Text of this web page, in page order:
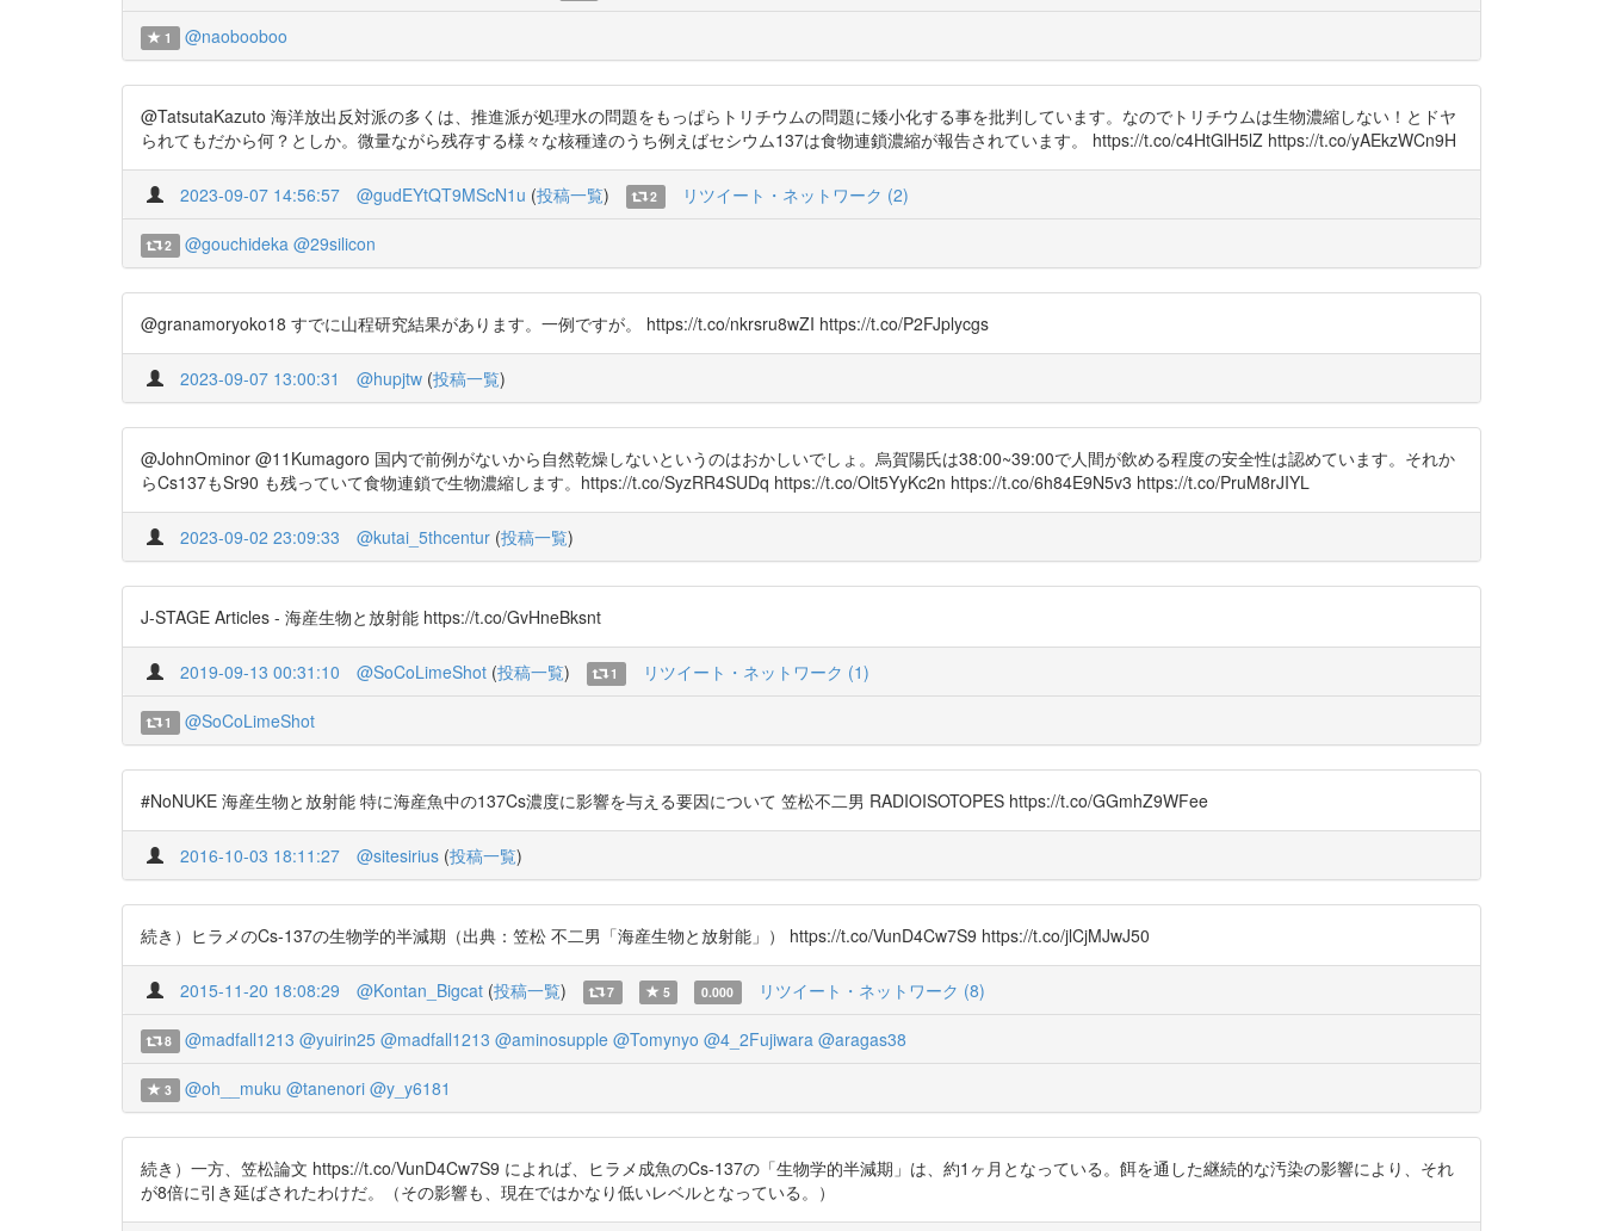
1 @naobooboo
@TatsutaKazuto 海洋放出反対派の多くは、推進派が処理水の問題をもっぱらトリチウムの問題に矮小化する事を批判しています。なのでトリチウムは生物濃縮しない！とドヤ
られてもだから何？としか。微量ながら残存する様々な核種達のうち例えばセシウム137は食物連鎖濃縮が報告されています。 https://t.co/c4HtGlH5lZ https://t.co/yAEkzWCn9H
2023-09-07 14:56:57 @gudEYtQT9MScN1u (投稿一覧) 2 リツイート・ネットワーク (2)
2 @gouchideka @29silicon
@granamoryoko18 すでに山程研究結果があります。一例ですが。 https://t.co/nkrsru8wZI https://t.co/P2FJplycgs
2023-09-07 13:00:31 @hupjtw (投稿一覧)
@JohnOminor @11Kumagoro 国内で前例がないから自然乾燥しないというのはおかしいでしょ。烏賀陽氏は38:00~39:00で人間が飲める程度の安全性は認めています。それか
らCs137もSr90 も残っていて食物連鎖で生物濃縮します。https://t.co/SyzRR4SUDq https://t.co/Olt5YyKc2n https://t.co/6h84E9N5v3 https://t.co/PruM8rJIYL
2023-09-02 23:09:33 @kutai_5thcentur (投稿一覧)
J-STAGE Articles - 海産生物と放射能 https://t.co/GvHneBksnt
2019-09-13 00:31:10 @SoCoLimeShot (投稿一覧) 1 リツイート・ネットワーク (1)
1 @SoCoLimeShot
#NoNUKE 海産生物と放射能 特に海産魚中の137Cs濃度に影響を与える要因について 笠松不二男 RADIOISOTOPES https://t.co/GGmhZ9WFee
2016-10-03 18:11:27 @sitesirius (投稿一覧)
続き）ヒラメのCs-137の生物学的半減期（出典：笠松 不二男「海産生物と放射能」） https://t.co/VunD4Cw7S9 https://t.co/jlCjMJwJ50
2015-11-20 18:08:29 @Kontan_Bigcat (投稿一覧) 7 5 0.000 リツイート・ネットワーク (8)
8 @madfall1213 @yuirin25 @madfall1213 @aminosupple @Tomynyo @4_2Fujiwara @aragas38
3 @oh__muku @tanenori @y_y6181
続き）一方、笠松論文 https://t.co/VunD4Cw7S9 によれば、ヒラメ成魚のCs-137の「生物学的半減期」は、約1ヶ月となっている。餌を通した継続的な汚染の影響により、それ
が8倍に引き延ばされたわけだ。（その影響も、現在ではかなり低いレベルとなっている。）